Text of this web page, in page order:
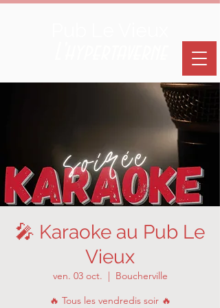
🎤 Karaoke au Pub Le
Vieux
ven. 03 oct.
  |
Boucherville
🔥 Tous les vendredis soir 🔥